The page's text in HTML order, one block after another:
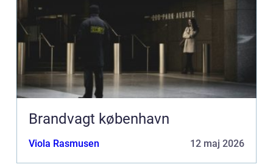
Brandvagt københavn
Viola Rasmusen 12 maj 2026